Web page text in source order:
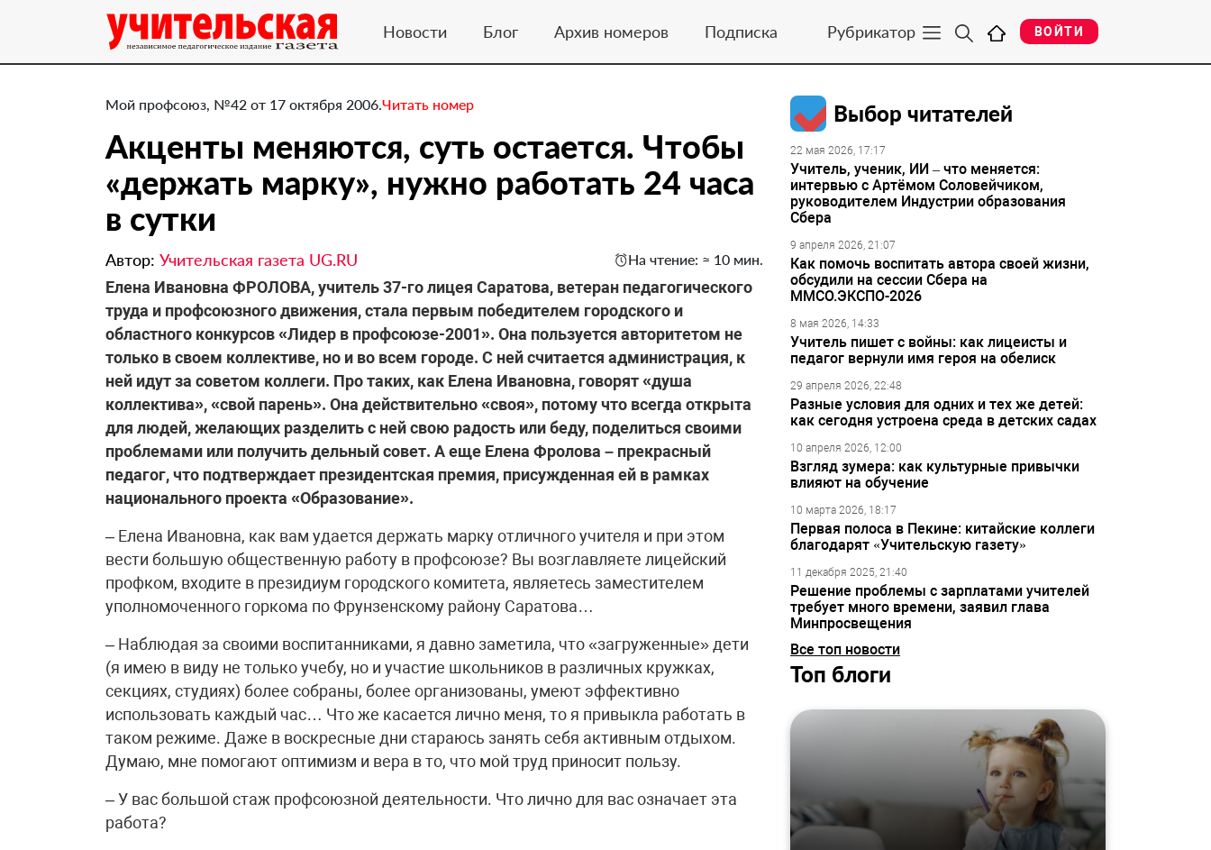
Новости Блог Архив номеров Подписка Рубрикатор ВОЙТИ
Мой профсоюз, №42 от 17 октября 2006.Читать номер
Акценты меняются, суть остается. Чтобы
«держать марку», нужно работать 24 часа
в сутки
Автор: Учительская газета UG.RU На чтение: ≈ 10 мин.
Елена Ивановна ФРОЛОВА, учитель 37-го лицея Саратова, ветеран педагогического
труда и профсоюзного движения, стала первым победителем городского и
областного конкурсов «Лидер в профсоюзе-2001». Она пользуется авторитетом не
только в своем коллективе, но и во всем городе. С ней считается администрация, к
ней идут за советом коллеги. Про таких, как Елена Ивановна, говорят «душа
коллектива», «свой парень». Она действительно «своя», потому что всегда открыта
для людей, желающих разделить с ней свою радость или беду, поделиться своими
проблемами или получить дельный совет. А еще Елена Фролова – прекрасный
педагог, что подтверждает президентская премия, присужденная ей в рамках
национального проекта «Образование».
– Елена Ивановна, как вам удается держать марку отличного учителя и при этом
вести большую общественную работу в профсоюзе? Вы возглавляете лицейский
профком, входите в президиум городского комитета, являетесь заместителем
уполномоченного горкома по Фрунзенскому району Саратова…
– Наблюдая за своими воспитанниками, я давно заметила, что «загруженные» дети
(я имею в виду не только учебу, но и участие школьников в различных кружках,
секциях, студиях) более собраны, более организованы, умеют эффективно
использовать каждый час… Что же касается лично меня, то я привыкла работать в
таком режиме. Даже в воскресные дни стараюсь занять себя активным отдыхом.
Думаю, мне помогают оптимизм и вера в то, что мой труд приносит пользу.
– У вас большой стаж профсоюзной деятельности. Что лично для вас означает эта
работа?
Выбор читателей
22 мая 2026, 17:17
Учитель, ученик, ИИ – что меняется:
интервью с Артёмом Соловейчиком,
руководителем Индустрии образования
Сбера
9 апреля 2026, 21:07
Как помочь воспитать автора своей жизни,
обсудили на сессии Сбера на
ММСО.ЭКСПО-2026
8 мая 2026, 14:33
Учитель пишет с войны: как лицеисты и
педагог вернули имя героя на обелиск
29 апреля 2026, 22:48
Разные условия для одних и тех же детей:
как сегодня устроена среда в детских садах
10 апреля 2026, 12:00
Взгляд зумера: как культурные привычки
влияют на обучение
10 марта 2026, 18:17
Первая полоса в Пекине: китайские коллеги
благодарят «Учительскую газету»
11 декабря 2025, 21:40
Решение проблемы с зарплатами учителей
требует много времени, заявил глава
Минпросвещения
Все топ новости
Топ блоги